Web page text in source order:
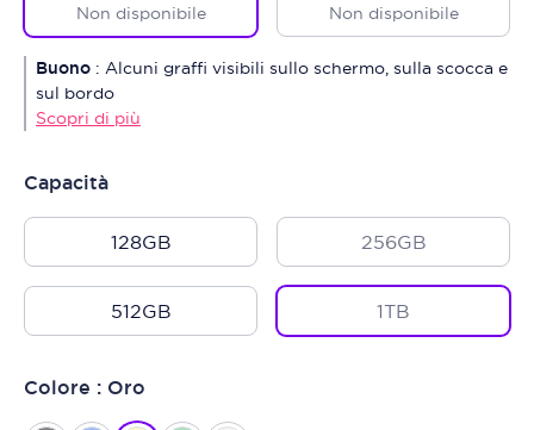
Non disponibile Non disponibile
Buono : Alcuni graffi visibili sullo schermo, sulla scocca e
sul bordo
Scopri di più
Capacità
128GB 256GB
512GB 1TB
Colore : Oro